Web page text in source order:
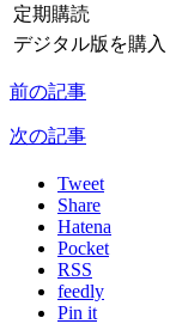
定期購読
デジタル版を購入
前の記事
次の記事
Tweet
Share
Hatena
Pocket
RSS
feedly
Pin it